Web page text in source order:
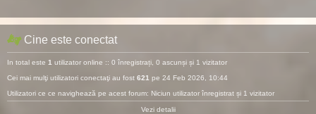
Cine este conectat
In total este 1 utilizator online :: 0 înregistrați, 0 ascunși și 1 vizitator
Cei mai mulţi utilizatori conectaţi au fost 621 pe 24 Feb 2026, 10:44
Utilizatori ce ce navighează pe acest forum: Niciun utilizator înregistrat și 1 vizitator
Vezi detalii